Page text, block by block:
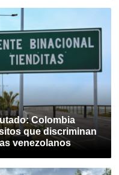
Colombia
que discriminan
venezolanos